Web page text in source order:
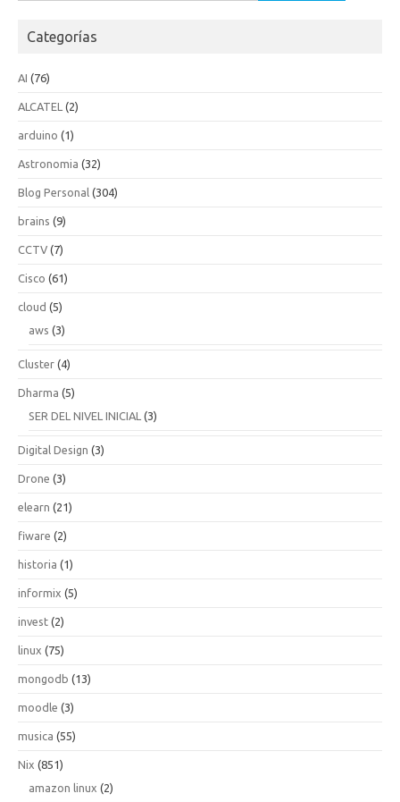
Categorías
AI (76)
ALCATEL (2)
arduino (1)
Astronomia (32)
Blog Personal (304)
brains (9)
CCTV (7)
Cisco (61)
cloud (5)
aws (3)
Cluster (4)
Dharma (5)
SER DEL NIVEL INICIAL (3)
Digital Design (3)
Drone (3)
elearn (21)
fiware (2)
historia (1)
informix (5)
invest (2)
linux (75)
mongodb (13)
moodle (3)
musica (55)
Nix (851)
amazon linux (2)